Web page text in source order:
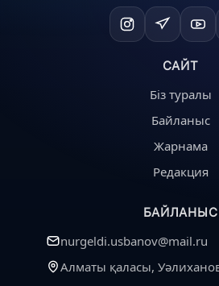
САЙТ
Біз туралы
Байланыс
Жарнама
Редакция
БАЙЛАНЫС
nurgeldi.usbanov@mail.ru
Алматы қаласы,